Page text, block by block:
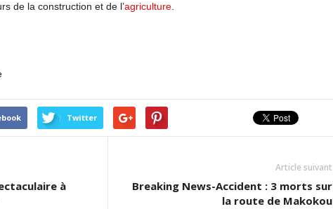
de la construction et de l’agriculture.
Twitter
à
Article suivant
Breaking News-Accident : 3 morts sur
la route de Makokou